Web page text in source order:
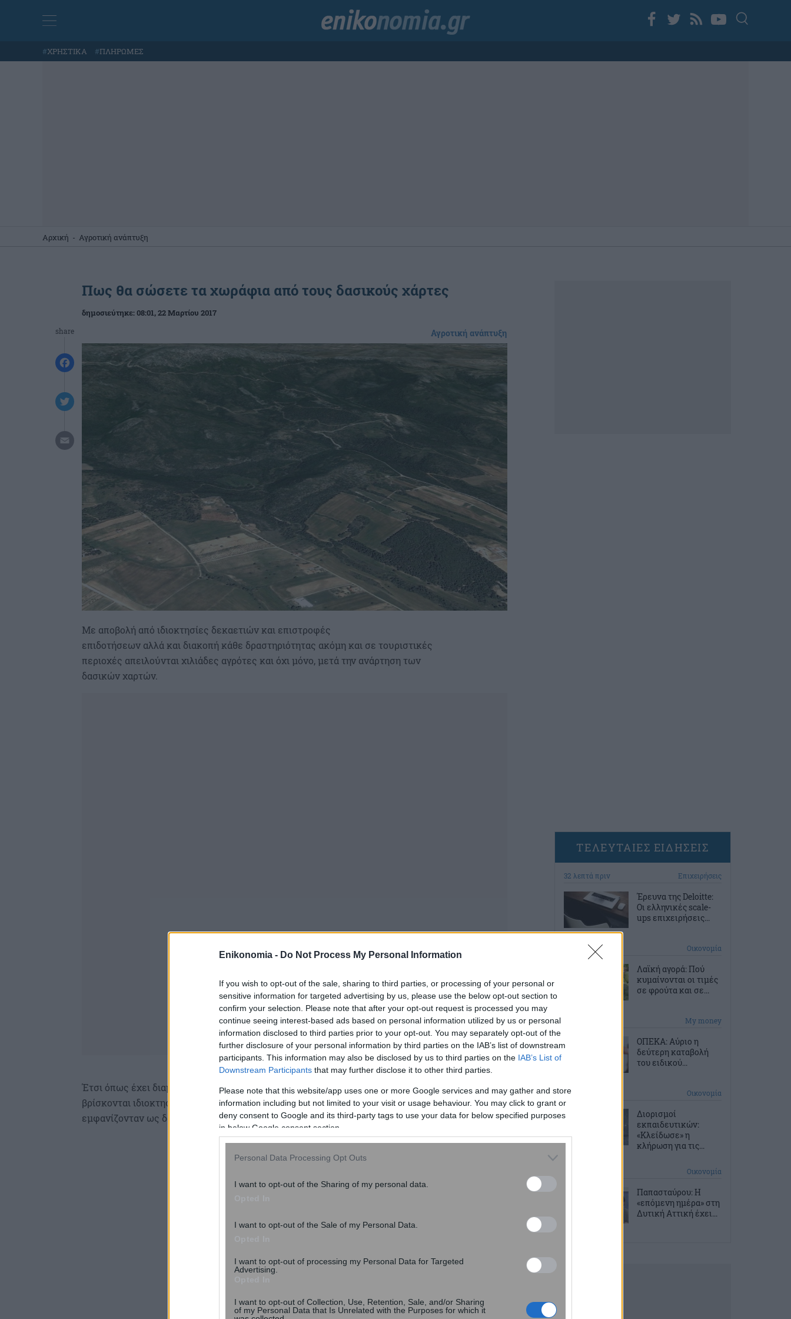
Enikonomia - Do Not Process My Personal Information
If you wish to opt-out of the sale, sharing to third parties, or processing of your personal or
sensitive information for targeted advertising by us, please use the below opt-out section to
confirm your selection. Please note that after your opt-out request is processed you may
continue seeing interest-based ads based on personal information utilized by us or personal
information disclosed to third parties prior to your opt-out. You may separately opt-out of the
further disclosure of your personal information by third parties on the IAB’s list of downstream
participants. This information may also be disclosed by us to third parties on the IAB’s List of
Downstream Participants that may further disclose it to other third parties.
Please note that this website/app uses one or more Google services and may gather and store
information including but not limited to your visit or usage behaviour. You may click to grant or
deny consent to Google and its third-party tags to use your data for below specified purposes
in below Google consent section.
Personal Data Processing Opt Outs
I want to opt-out of the Sharing of my personal data.
I want to opt-out of the Sale of my Personal Data.
I want to opt-out of processing my Personal Data for Targeted
Advertising.
I want to opt-out of Collection, Use, Retention, Sale, and/or Sharing
of my Personal Data that Is Unrelated with the Purposes for which it
#ΧΡΗΣΤΙΚΑ #ΠΛΗΡΩΜΕΣ
Αρχική - Αγροτική ανάπτυξη
share
Πως θα σώσετε τα χωράφια από τους δασικούς χάρτες
δημοσιεύτηκε:08:01, 22 Μαρτίου 2017
Αγροτική ανάπτυξη
Με αποβολή από ιδιοκτησίες δεκαετιών και επιστροφές
επιδοτήσεων αλλά και διακοπή κάθε δραστηριότητας ακόμη και σε τουριστικές
περιοχές απειλούνται χιλιάδες αγρότες και όχι μόνο, μετά την ανάρτηση των
δασικών χαρτών.
Έτσι όπως έχει διαμορφωθεί η κατάσταση, υπό αμφισβήτηση
βρίσκονται ιδιοκτησίες άνω του 1,5 εκατ. στρεμμάτων τα οποία το 1945
εμφανίζονταν ως δασικά ενώ με την πάροδο των χρόνων έγιναν αγροτικά.
ΤΕΛΕΥΤΑΙΕΣ ΕΙΔΗΣΕΙΣ
32 λεπτά πριν Επιχειρήσεις
Έρευνα της Deloitte:
Οι ελληνικές scale-
ups επιχειρήσεις...
1 ώρα πριν Οικονομία
Λαϊκή αγορά: Πού
κυμαίνονται οι τιμές
σε φρούτα και σε...
My money
ΟΠΕΚΑ: Αύριο η
δεύτερη καταβολή
του ειδικού...
2 ώρες πριν Οικονομία
Διορισμοί
εκπαιδευτικών:
«Κλείδωσε» η
κλήρωση για τις...
Οικονομία
Παπασταύρου: Η
«επόμενη ημέρα» στη
Δυτική Αττική έχει...